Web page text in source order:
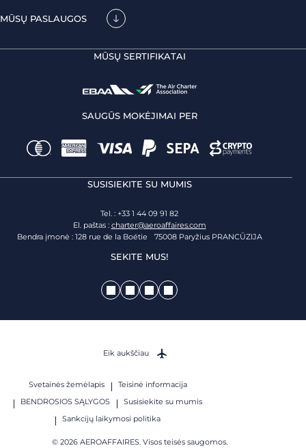
MŪSŲ PASLAUGOS
MŪSŲ SERTIFIKATAI
SAUGŪS MOKĖJIMAI PER
SUSISIEKITE SU MUMIS
Tel. : +33 1 44 09 91 82
El. paštas : charter@aeroaffaires.com
Bendra įmonė : 128 rue de la Boétie 75008 Paryžius PRANCŪZIJA
SEKITE MUS!
Svetainės žemėlapis
Teisinė informacija
BENDROSIOS SĄLYGOS
Susisiekite su mumis
Sankcijų laikymosi politika
© 2026 AEROAFFAIRES. Visos teisės saugomos.
Eik aukščiau